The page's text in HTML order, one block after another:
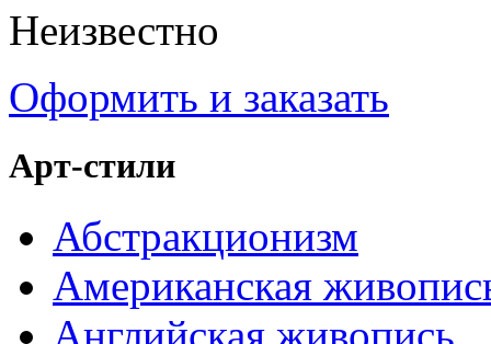
Неизвестно
Оформить и заказать
Арт-стили
Абстракционизм
Американская
Английская живопись